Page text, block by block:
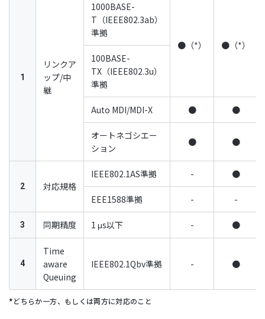
1
リンクア
ップ/中
継
1000BASE-
T（IEEE802.3ab）
準拠
●（*）
●（*）
100BASE-
TX（IEEE802.3u）
準拠
Auto MDI/MDI-X ● ●
オートネゴシエー
ション
● ●
2 対応規格
IEEE802.1AS準拠 - ●
EEE1588準拠 - -
3 同期精度 1 μs以下 - ●
4
Time
aware
Queuing
IEEE802.1Qbv準拠 - ●
どちらか一方、もしくは両方に対応のこと